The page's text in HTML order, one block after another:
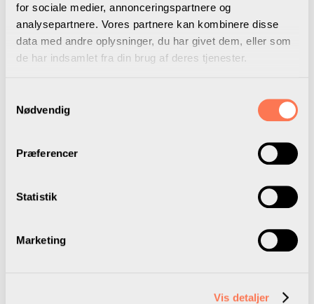
for sociale medier, annonceringspartnere og
analysepartnere. Vores partnere kan kombinere disse
data med andre oplysninger, du har givet dem, eller som
de har indsamlet fra din brug af deres tjenester.
Nødvendig
Præferencer
Statistik
Marketing
Vis detaljer
Lyt på Apple Podcast